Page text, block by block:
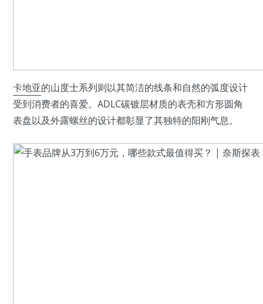
卡地亚的山度士系列则以其简洁的线条和自然的弧度设计
受到消费者的喜爱。ADLC碳镀层材质的表壳和方形圆角
表盘以及外露螺丝的设计都彰显了其独特的阳刚气息。